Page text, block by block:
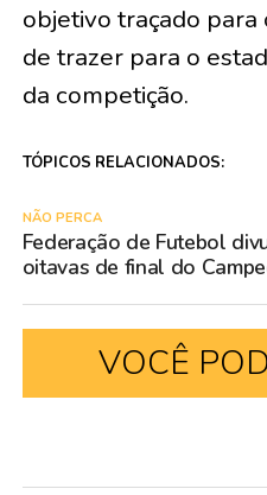
objetivo traçado para
de trazer para o
da competição.
TÓPICOS RELACIONADOS:
NÃO PERCA
Federação de Futebol
oitavas de final do
VOCÊ